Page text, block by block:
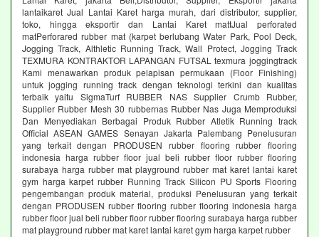
lantaikaret Jual Lantai Karet harga murah, dari distributor, supplier,
toko, hingga eksportir dan Lantai Karet mattJual perforated
matPerforared rubber mat (karpet berlubang Water Park, Pool Deck,
Jogging Track, Althletic Running Track, Wall Protect, Jogging Track
TEXMURA KONTRAKTOR LAPANGAN FUTSAL texmura joggingtrack
Kami menawarkan produk pelapisan permukaan (Floor Finishing)
untuk jogging running track dengan teknologi terkini dan kualitas
terbaik yaitu SigmaTurf RUBBER NAS Supplier Crumb Rubber,
Supplier Rubber Mesh 30 rubbernas Rubber Nas Juga Memproduksi
Dan Menyediakan Berbagai Produk Rubber Atletik Running track
Official ASEAN GAMES Senayan Jakarta Palembang Penelusuran
yang terkait dengan PRODUSEN rubber flooring rubber flooring
indonesia harga rubber floor jual beli rubber floor rubber flooring
surabaya harga rubber mat playground rubber mat karet lantai karet
gym harga karpet rubber Running Track Silicon PU Sports Flooring
pengembangan produk material, produksi Penelusuran yang terkait
dengan PRODUSEN rubber flooring rubber flooring indonesia harga
rubber floor jual beli rubber floor rubber flooring surabaya harga rubber
mat playground rubber mat karet lantai karet gym harga karpet rubber